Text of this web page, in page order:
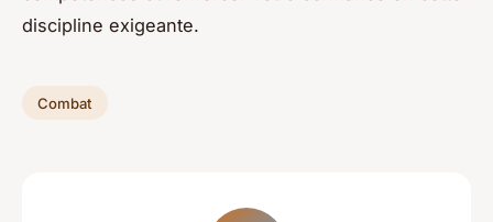
discipline exigeante.
Combat